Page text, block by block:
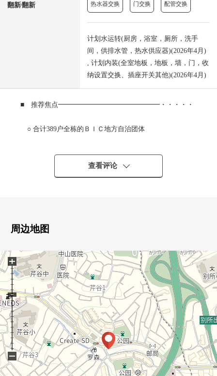
翻新⁄翻新 热水器交换 门交换 配管交换
计划水运转(厨房，浴室，厕所，洗手
间，供排水管，热水供应器)(2026年4月)
, 计划内装(全室地板，地板，墙，门，收
纳设置交换、插座开关其他)(2026年4月)
■ 推荐焦点━━━━━━━━━━━━━━━・・・・・
○ 合计389户全栋的ＢＩＣ地方自治团体
○ 新装修的整洁的室内(2026年4月完毕)
○ 约13.1张塌塌米LDK
○ 能广泛地使用空间的墙帐单厨房
性良好
■ 比负责人━━━━━━━━━━━━━━━・・・・・
也把周围房源合起来，不仅周边环境以及设施的向导而
且，能介绍。
另外，买房时的各项费用，住宅贷款(月的偿还例)，
因为也接受资金计划的需讨论当有了兴趣所以的时候在
下方，
请比"咨询"或者"预约参观"更询问。
因为也受理在电话的需讨论所以，
请到免费热线"0120-854-254"随便询问。
查看评论
周边地图
+
−